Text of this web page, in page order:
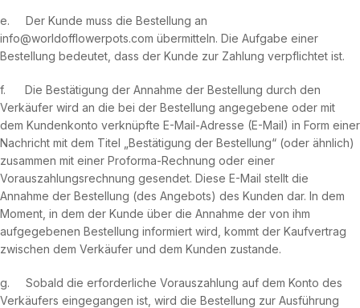
e. Der Kunde muss die Bestellung an
info@worldofflowerpots.com übermitteln. Die Aufgabe einer
Bestellung bedeutet, dass der Kunde zur Zahlung verpflichtet ist.
f. Die Bestätigung der Annahme der Bestellung durch den
Verkäufer wird an die bei der Bestellung angegebene oder mit
dem Kundenkonto verknüpfte E-Mail-Adresse (E-Mail) in Form einer
Nachricht mit dem Titel „Bestätigung der Bestellung“ (oder ähnlich)
zusammen mit einer Proforma-Rechnung oder einer
Vorauszahlungsrechnung gesendet. Diese E-Mail stellt die
Annahme der Bestellung (des Angebots) des Kunden dar. In dem
Moment, in dem der Kunde über die Annahme der von ihm
aufgegebenen Bestellung informiert wird, kommt der Kaufvertrag
zwischen dem Verkäufer und dem Kunden zustande.
g. Sobald die erforderliche Vorauszahlung auf dem Konto des
Verkäufers eingegangen ist, wird die Bestellung zur Ausführung